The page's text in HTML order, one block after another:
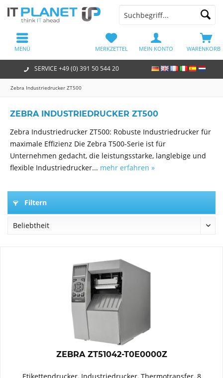
SERVICE +49 (0) 391 50 544 20
WARENKORB
MERKZETTEL MEIN KONTO
MENÜ
Zebra Industriedrucker ZT500
ZEBRA INDUSTRIEDRUCKER ZT500
Zebra Industriedrucker ZT500: Robuste Industriedrucker für
maximale Effizienz Die Zebra T500-Serie ist für
Unternehmen gedacht, die leistungsstarke, langlebige und
flexible Industriedrucker... mehr erfahren »
Filtern
ZEBRA ZT51042-T0E0000Z